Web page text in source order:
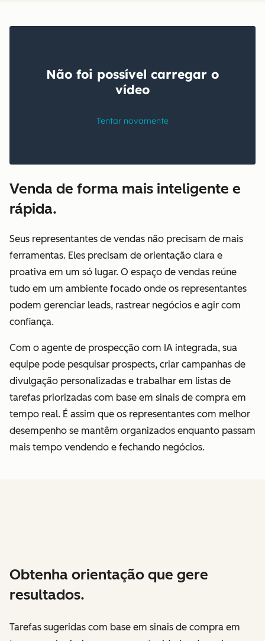
Venda de forma mais inteligente e
rápida.
Seus representantes de vendas não precisam de mais
ferramentas. Eles precisam de orientação clara e
proativa em um só lugar. O espaço de vendas reúne
tudo em um ambiente focado onde os representantes
podem gerenciar leads, rastrear negócios e agir com
confiança.
Com o agente de prospecção com IA integrada, sua
equipe pode pesquisar prospects, criar campanhas de
divulgação personalizadas e trabalhar em listas de
tarefas priorizadas com base em sinais de compra em
tempo real. É assim que os representantes com melhor
desempenho se mantêm organizados enquanto passam
mais tempo vendendo e fechando negócios.
Obtenha orientação que gere
resultados.
Tarefas sugeridas com base em sinais de compra em